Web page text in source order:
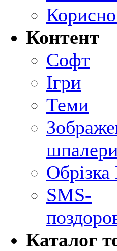
Контент
Софт
Ігри
Теми
SMS-
Каталог